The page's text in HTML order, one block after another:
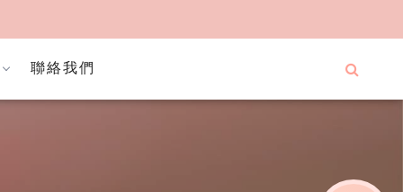
聯絡我們